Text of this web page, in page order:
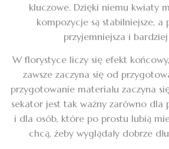
kluczowe. Dzięki niemu kwiaty
kompozycje są stabilniejsze, a
przyjemniejsza i bardziej
W florystyce liczy się efekt
zawsze zaczyna się od
przygotowanie materiału zaczyna
sekator jest tak ważny zarówno dla
i dla osób, które po prostu lubią
chcą, żeby wyglądały dobrze